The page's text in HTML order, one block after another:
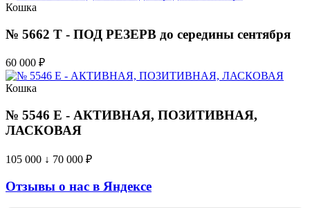
Кошка
№ 5662 T - ПОД РЕЗЕРВ до середины сентября
60 000 ₽
Кошка
№ 5546 E - АКТИВНАЯ, ПОЗИТИВНАЯ,
ЛАСКОВАЯ
105 000 ↓ 70 000 ₽
Отзывы о нас в Яндексе